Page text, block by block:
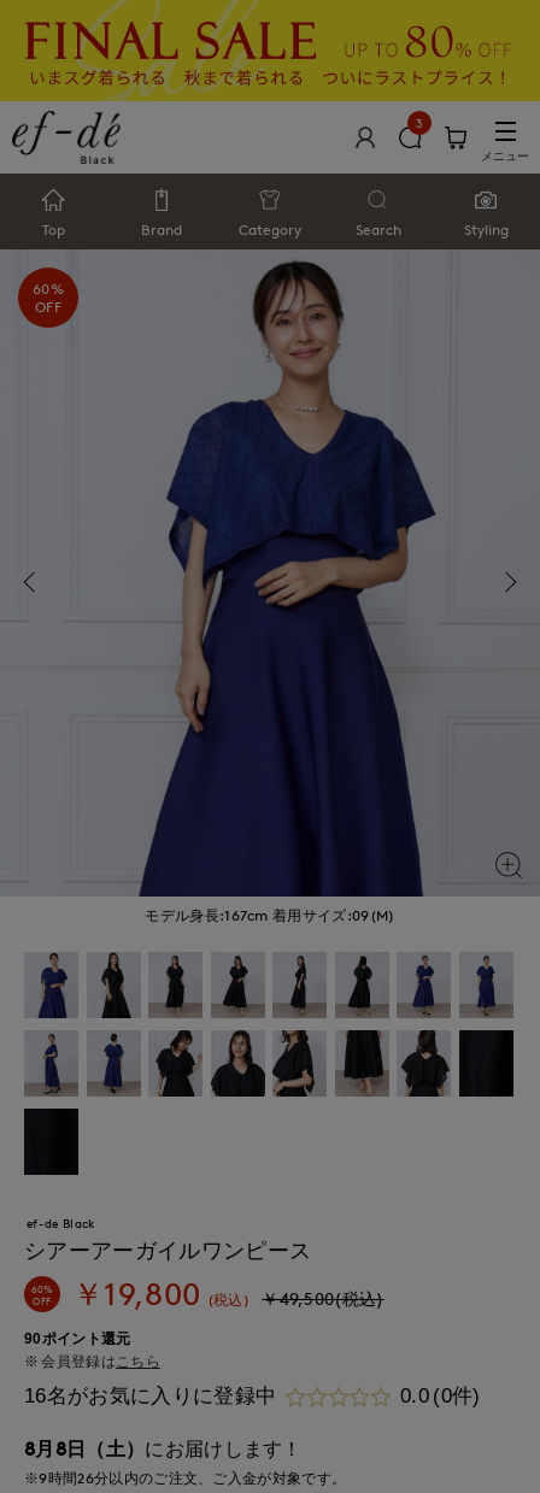
3
メニュー
Top Brand Category Search Styling
モデル身長:167cm 着用サイズ:09(M)
60%
OFF
ef-de Black
シアーアーガイルワンピース
60%
OFF
￥19,800 (税込) ￥49,500(税込)
90ポイント還元
会員登録は こちら
16名がお気に入りに登録中 0.0 (0件)
8月8日（土） にお届けします！
※9時間26分以内のご注文、ご入金が対象です。